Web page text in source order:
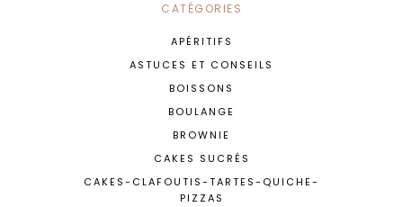
CATÉGORIES
APÉRITIFS
ASTUCES ET CONSEILS
BOISSONS
BOULANGE
BROWNIE
CAKES SUCRÉS
CAKES-CLAFOUTIS-TARTES-QUICHE-
PIZZAS